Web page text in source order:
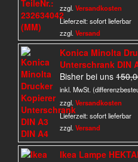
zzgl. Versandkosten
Lieferzeit:sofort lieferbar
zzgl. Versand
Konica Minolta
Unterschrank DIN
Bisher bei uns
inkl. MwSt.
zzgl. Versandkosten
Lieferzeit:sofort lieferbar
zzgl. Versand
Ikea Lampe